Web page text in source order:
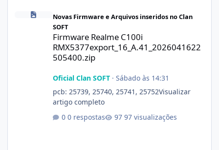
Novas Firmware e Arquivos inseridos no Clan
SOFT
Firmware Realme C100i
RMX5377export_16_A.41_2026041622
505400.zip
Oficial Clan SOFT· Sábado às 14:31
pcb: 25739, 25740, 25741, 25752Visualizar
artigo completo
0 respostas
97 visualizações